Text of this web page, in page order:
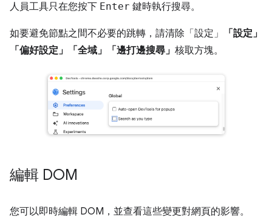
人員工具只在您按下 Enter 鍵時執行搜尋。
如要避免節點之間不必要的跳轉，請清除「設定」
「設定」
「偏好設定」
「全域」 「邊打邊搜尋」 核取方塊。
編輯 DOM
您可以即時編輯 DOM，並查看這些變更對網頁的影響。